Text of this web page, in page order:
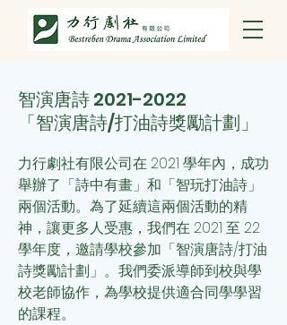
智演唐詩2021-2022
「智演唐詩/打油詩獎勵計劃」
力行劇社有限公司在 2021 學年內，成功
舉辦了「詩中有畫」和「智玩打油詩」
兩個活動。為了延續這兩個活動的精
神，讓更多人受惠，我們在 2021 至 22
學年度，邀請學校參加「智演唐詩/打油
詩獎勵計劃」。我們委派導師到校與學
校老師協作，為學校提供適合同學學習
的課程。